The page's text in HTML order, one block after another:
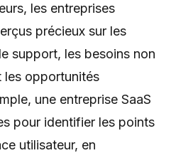
les entreprises
précieux sur les
support, les besoins non
les opportunités
une entreprise SaaS
pour identifier les points
utilisateur, en